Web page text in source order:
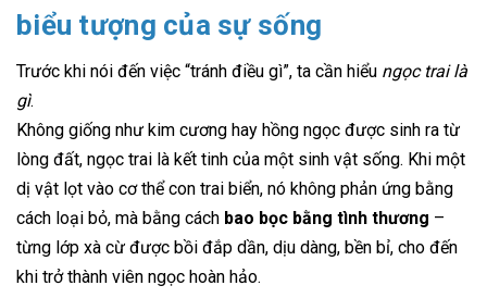
biểu tượng của sự sống
Trước khi nói đến việc “tránh điều gì”, ta cần hiểu ngọc trai là
gì.
Không giống như kim cương hay hồng ngọc được sinh ra từ
lòng đất, ngọc trai là kết tinh của một sinh vật sống. Khi một
dị vật lọt vào cơ thể con trai biển, nó không phản ứng bằng
cách loại bỏ, mà bằng cách bao bọc bằng tình thương –
từng lớp xà cừ được bồi đắp dần, dịu dàng, bền bỉ, cho đến
khi trở thành viên ngọc hoàn hảo.